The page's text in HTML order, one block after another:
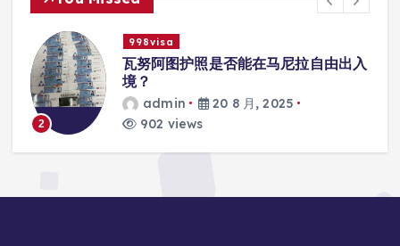
3
998visa
瓦努阿图护照是否能在马尼拉使用国际
学校的注册？
admin
20 8 月, 2025
817 views